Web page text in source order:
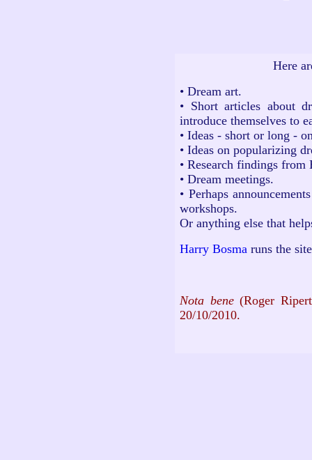
Here
• Dream art.
• Short articles about
introduce themselves to
• Ideas - short or long -
• Ideas on popularizing
• Research findings from
• Dream meetings.
• Perhaps
workshops.
Or anything else that
Harry Bosma runs the
Nota bene(Roger
20/10/2010.